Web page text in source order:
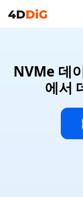
NVMe 데
에서